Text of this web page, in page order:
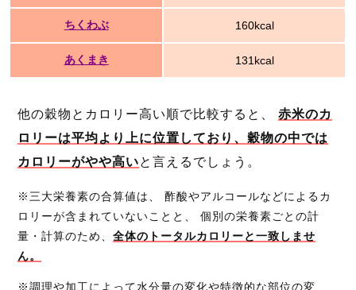
ちくわぶ 160kcal
あくまき 131kcal
他の穀物とカロリー高い順で比較すると、 赤米のカ
ロリーは平均より上に位置しており、穀物の中では
カロリーがやや高いと言えるでしょう。
※三大栄養素の合算値は、 酢酸やアルコールなどによるカ
ロリーが含まれていないことと、 個別の栄養素ごとの計
量・計算のため、 全体のトータルカロリーと一致しませ
ん。
※調理や加工によって水分量の変化や特徴的な部位の変